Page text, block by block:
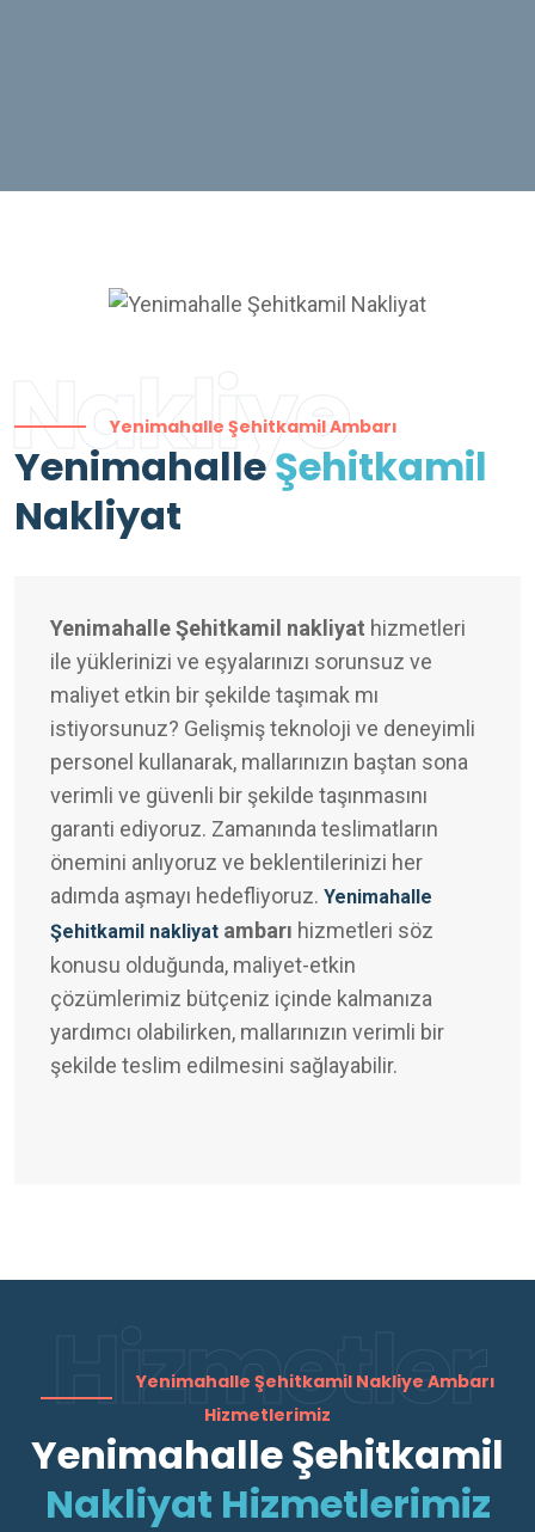
Nakliye
Yenimahalle Şehitkamil Ambarı
YenimahalleŞehitkamil
Nakliyat
Yenimahalle Şehitkamil nakliyat hizmetleri
ile yüklerinizi ve eşyalarınızı sorunsuz ve
maliyet etkin bir şekilde taşımak mı
istiyorsunuz? Gelişmiş teknoloji ve deneyimli
personel kullanarak, mallarınızın baştan sona
verimli ve güvenli bir şekilde taşınmasını
garanti ediyoruz. Zamanında teslimatların
önemini anlıyoruz ve beklentilerinizi her
adımda aşmayı hedefliyoruz. Yenimahalle
Şehitkamil nakliyat ambarı hizmetleri söz
konusu olduğunda, maliyet-etkin
çözümlerimiz bütçeniz içinde kalmanıza
yardımcı olabilirken, mallarınızın verimli bir
şekilde teslim edilmesini sağlayabilir.
Hizmetler
Yenimahalle Şehitkamil Nakliye Ambarı
Hizmetlerimiz
Yenimahalle Şehitkamil
Nakliyat Hizmetlerimiz